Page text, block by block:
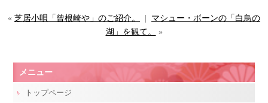
« 芝居小唄「曾根崎や」のご紹介。
マシュー・ボーンの「白鳥の
湖」を観て。
»
メニュー
トップページ